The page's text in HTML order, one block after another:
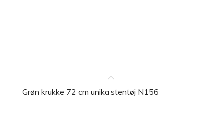
Grøn krukke 72 cm unika stentøj N156